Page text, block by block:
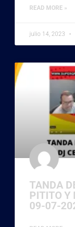
READ MORE »
julio 14, 2023
TANDA
PITITO Y
09-07-